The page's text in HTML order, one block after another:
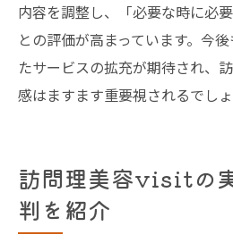
内容を調整し、「必要な時に必
との評価が高まっています。今
たサービスの拡充が期待され、
感はますます重要視されるでしょ
訪問理美容visitの
判を紹介